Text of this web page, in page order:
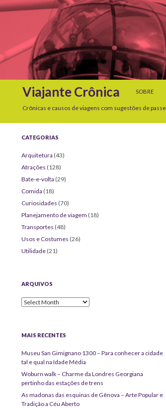
Viajante Crônica
SOBRE
Crônicas e causos de viagens com sugestões de
CATEGORIAS
Arquitetura (43)
Atrações (128)
Bate-e-volta (29)
Comida (18)
Curiosidades (70)
Planejamento de viagem (18)
Transportes (48)
Usos e Costumes (26)
Utilidade (21)
ARQUIVOS
Arquivos
MAIS RECENTES
Museu San Gimignano 1300 – Para conhecer a cidade
tal e qual na Idade Média
Woburn walk – Charme da Londres Georgiana
pertinho das estações de trens
As madonas das esquinas de Gênova – Arte Popular e
Tradição a Céu Aberto